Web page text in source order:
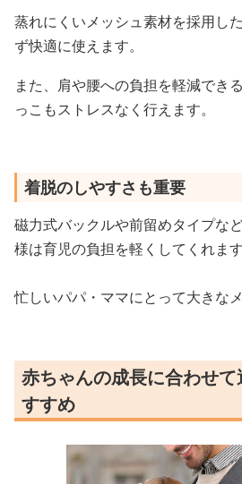
蒸れにくいメッシュ素材を採用し
ず快適に使えます。
また、肩や腰への負担を軽減でき
っこもストレスなく行えます。
着脱のしやすさも重要
磁力式バックルや前留めタイプな
様は育児の負担を軽くしてくれます
忙しいパパ・ママにとって大きなメ
赤ちゃんの成長に合わせ
すすめ